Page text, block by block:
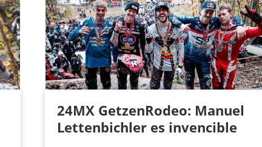
24MX GetzenRodeo: Manuel
Lettenbichler es invencible